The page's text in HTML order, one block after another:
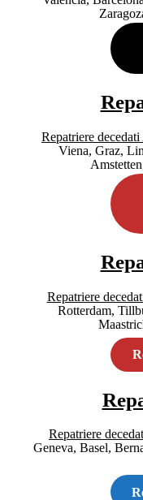
Repatriere
Viena, Graz,
Repatriere
Rotterdam,
Repatriere
Geneva, Basel,